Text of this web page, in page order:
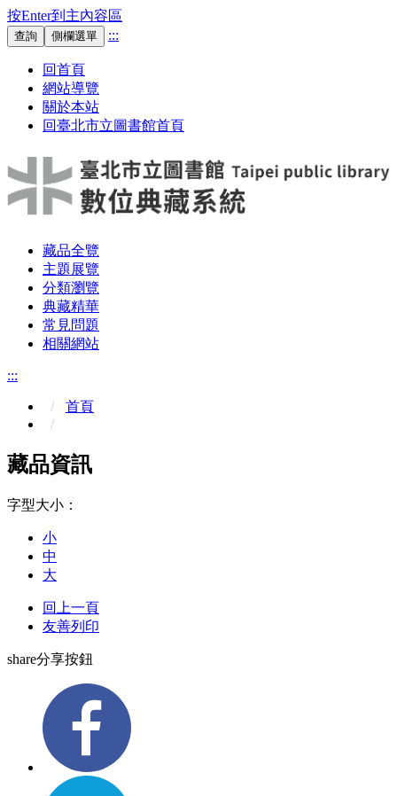
按Enter到主內容區
查詢 側欄選單 :::
回首頁
網站導覽
關於本站
回臺北市立圖書館首頁
藏品全覽
主題展覽
分類瀏覽
典藏精華
常見問題
相關網站
:::
首頁
藏品資訊
字型大小：
小
中
大
回上一頁
友善列印
share分享按鈕